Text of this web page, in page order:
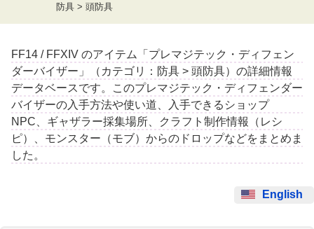
防具 > 頭防具
FF14 / FFXIV のアイテム「プレマジテック・ディフェン
ダーバイザー」（カテゴリ：防具 > 頭防具）の詳細情報
データベースです。このプレマジテック・ディフェンダー
バイザーの入手方法や使い道、入手できるショップ
NPC、ギャザラー採集場所、クラフト制作情報（レシ
ピ）、モンスター（モブ）からのドロップなどをまとめま
した。
English